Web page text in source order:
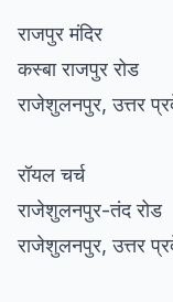
राजपुर मंदिर
कस्बा राजपुर रोड
राजेशुलनपुर, उत्तर
रॉयल चर्च
राजेशुलनपुर-तंद रोड
राजेशुलनपुर, उत्तर